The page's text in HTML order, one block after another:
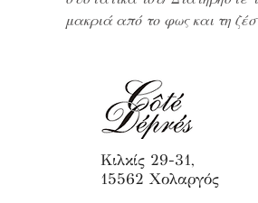
μακριά από το φως και τη
Κιλκίς 29-31,
15562 Χολαργός